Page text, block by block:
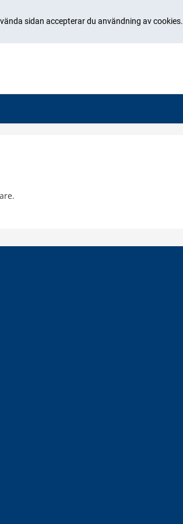
sidan accepterar du användning av cookies.